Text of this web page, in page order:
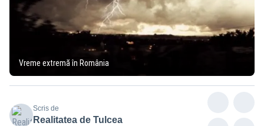
Vreme extremă în România
Scris de
Realitatea de Tulcea